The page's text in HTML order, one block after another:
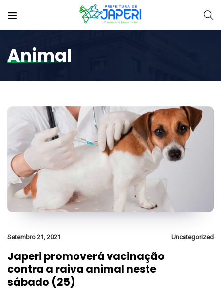
Animal
Setembro 21, 2021 Uncategorized
Japeri promoverá vacinação
contra a raiva animal neste
sábado (25)